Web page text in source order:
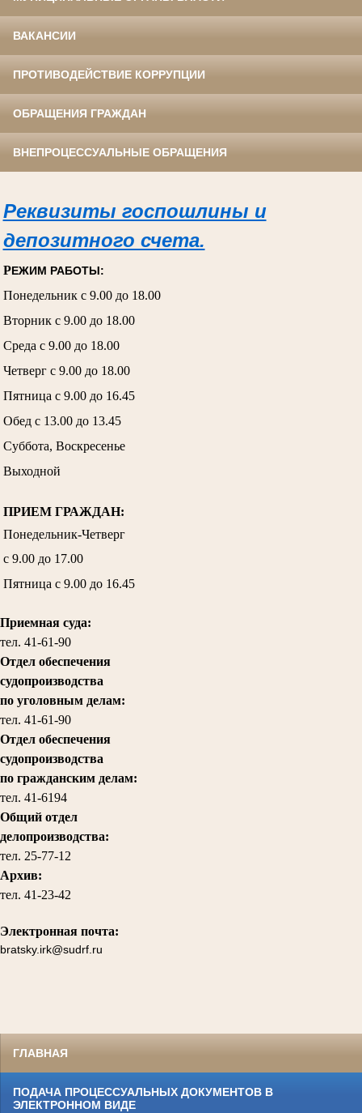
ВАКАНСИИ
ПРОТИВОДЕЙСТВИЕ КОРРУПЦИИ
ОБРАЩЕНИЯ ГРАЖДАН
ВНЕПРОЦЕССУАЛЬНЫЕ ОБРАЩЕНИЯ
Реквизиты госпошлины и
депозитного счета.
РЕЖИМ РАБОТЫ:
Понедельник с 9.00 до 18.00
Вторник с 9.00 до 18.00
Среда с 9.00 до 18.00
Четверг с 9.00 до 18.00
Пятница с 9.00 до 16.45
Обед с 13.00 до 13.45
Суббота, Воскресенье
Выходной
ПРИЕМ ГРАЖДАН:
Понедельник-Четверг
с 9.00 до 17.00
Пятница с 9.00 до 16.45
Приемная суда:
тел. 41-61-90
Отдел обеспечения
судопроизводства
по уголовным делам:
тел. 41-61-90
Отдел обеспечения
судопроизводства
по гражданским делам:
тел. 41-6194
Общий отдел
делопроизводства:
тел. 25-77-12
Архив:
тел. 41-23-42
Электронная почта:
bratsky.irk@sudrf.ru
ГЛАВНАЯ
ПОДАЧА ПРОЦЕССУАЛЬНЫХ ДОКУМЕНТОВ В
ЭЛЕКТРОННОМ ВИДЕ